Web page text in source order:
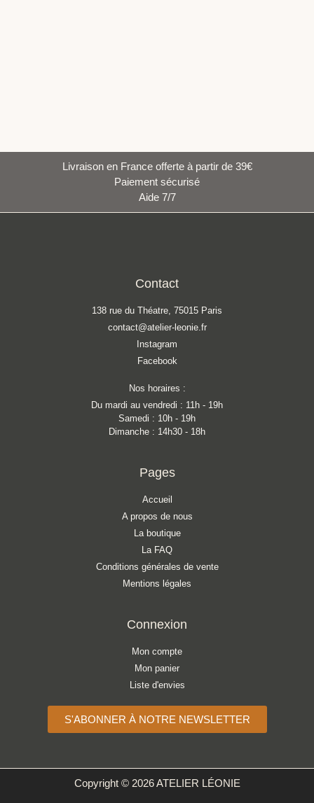
Livraison en France offerte à partir de 39€
Paiement sécurisé
Aide 7/7
Contact
138 rue du Théatre, 75015 Paris
contact@atelier-leonie.fr
Instagram
Facebook
Nos horaires :
Du mardi au vendredi : 11h - 19h
Samedi : 10h - 19h
Dimanche : 14h30 - 18h
Pages
Accueil
A propos de nous
La boutique
La FAQ
Conditions générales de vente
Mentions légales
Connexion
Mon compte
Mon panier
Liste d'envies
S'ABONNER À NOTRE NEWSLETTER
Copyright © 2026 ATELIER LÉONIE